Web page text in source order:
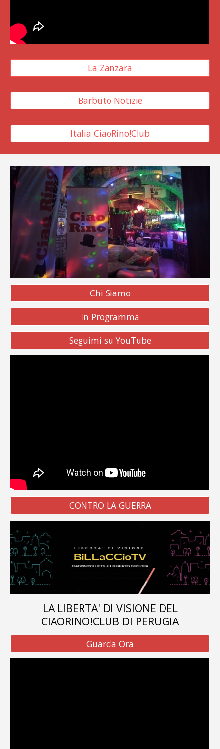
La Zanzara
Barbuto Notizie
Italia CiaoRino!Club
Chi Siamo
In Programma
Seguimi su YouTube
CONTRO LA GUERRA
LA LIBERTA' DI VISIONE DEL
CIAORINO!CLUB DI PERUGIA
Guarda Ora